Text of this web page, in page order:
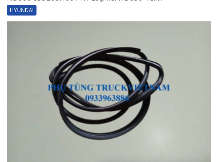
Hyundai
Mighty
HD72
HD800
833205H001TH
HYUNDAI